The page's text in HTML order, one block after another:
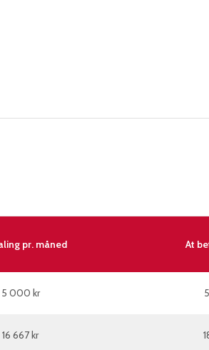
pr. måned
16 667 kr
At
5 000 kr